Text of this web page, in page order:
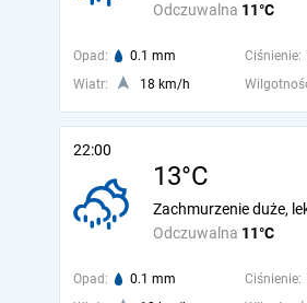
Odczuwalna 11°C
Opad: 0.1 mm Ciśnienie:
Wiatr:
18 km/h
22:00
13°C
Odczuwalna 11°C
Zachmurzenie duże,
Opad: 0.1 mm Ciśnienie: